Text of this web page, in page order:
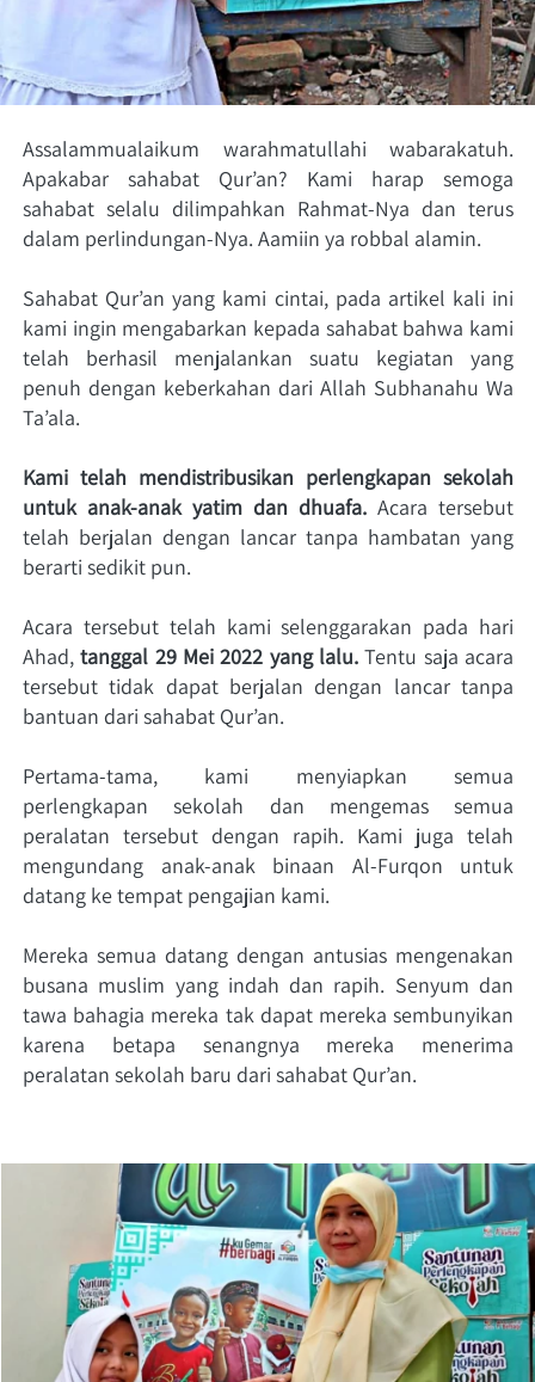
Assalammualaikum warahmatullahi wabarakatuh.
Apakabar sahabat Qur’an? Kami harap semoga
sahabat selalu dilimpahkan Rahmat-Nya dan terus
dalam perlindungan-Nya. Aamiin ya robbal alamin.
Sahabat Qur’an yang kami cintai, pada artikel kali ini
kami ingin mengabarkan kepada sahabat bahwa kami
telah berhasil menjalankan suatu kegiatan yang
penuh dengan keberkahan dari Allah Subhanahu Wa
Ta’ala.
Kami telah mendistribusikan perlengkapan sekolah
untuk anak-anak yatim dan dhuafa. Acara tersebut
telah berjalan dengan lancar tanpa hambatan yang
berarti sedikit pun.
Acara tersebut telah kami selenggarakan pada hari
Ahad, tanggal 29 Mei 2022 yang lalu. Tentu saja acara
tersebut tidak dapat berjalan dengan lancar tanpa
bantuan dari sahabat Qur’an.
Pertama-tama, kami menyiapkan semua
perlengkapan sekolah dan mengemas semua
peralatan tersebut dengan rapih. Kami juga telah
mengundang anak-anak binaan Al-Furqon untuk
datang ke tempat pengajian kami.
Mereka semua datang dengan antusias mengenakan
busana muslim yang indah dan rapih. Senyum dan
tawa bahagia mereka tak dapat mereka sembunyikan
karena betapa senangnya mereka menerima
peralatan sekolah baru dari sahabat Qur’an.